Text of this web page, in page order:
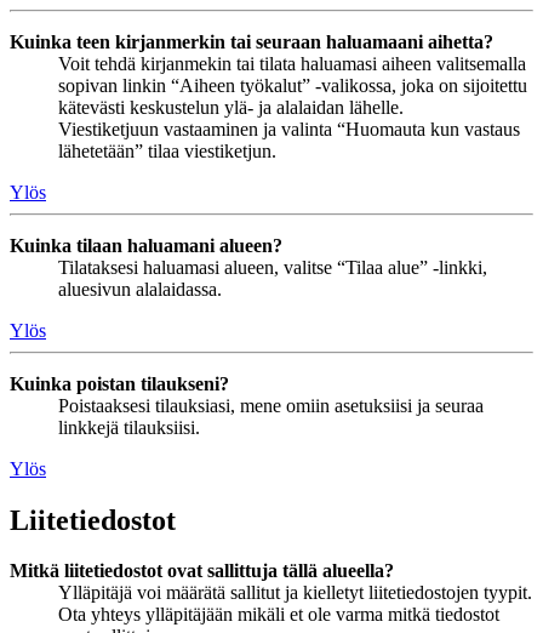
Kuinka teen kirjanmerkin tai seuraan haluamaani aihetta?
Voit tehdä kirjanmekin tai tilata haluamasi aiheen valitsemalla
sopivan linkin “Aiheen työkalut” -valikossa, joka on sijoitettu
kätevästi keskustelun ylä- ja alalaidan lähelle.
Viestiketjuun vastaaminen ja valinta “Huomauta kun vastaus
lähetetään” tilaa viestiketjun.
Ylös
Kuinka tilaan haluamani alueen?
Tilataksesi haluamasi alueen, valitse “Tilaa alue” -linkki,
aluesivun alalaidassa.
Ylös
Kuinka poistan tilaukseni?
Poistaaksesi tilauksiasi, mene omiin asetuksiisi ja seuraa
linkkejä tilauksiisi.
Ylös
Liitetiedostot
Mitkä liitetiedostot ovat sallittuja tällä alueella?
Ylläpitäjä voi määrätä sallitut ja kielletyt liitetiedostojen tyypit.
Ota yhteys ylläpitäjään mikäli et ole varma mitkä tiedostot